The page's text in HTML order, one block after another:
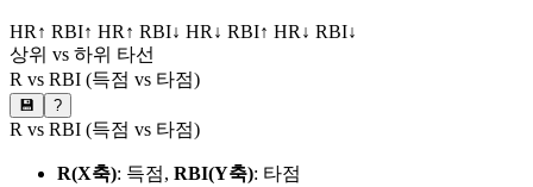
HR↑ RBI↑ HR↑ RBI↓ HR↓ RBI↑ HR↓ RBI↓
상위 vs 하위 타선
R vs RBI (득점 vs 타점)
💾 ?
R vs RBI (득점 vs 타점)
R(X축): 득점, RBI(Y축): 타점